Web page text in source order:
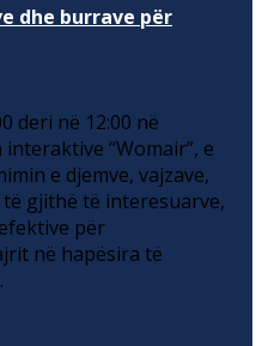
dhe burrave për
deri në 12:00 në
“Womair”, e
e djemve, vajzave,
gjithë të interesuarve,
për
në hapësira të